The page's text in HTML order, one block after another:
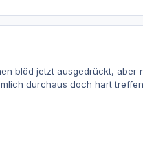
blöd jetzt ausgedrückt,
durchaus doch hart